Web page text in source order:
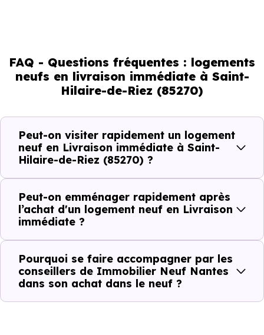
Livraison immédiate : ce que vous
Avec un logement neuf en livraison immédiate à
Saint-Hilaire-de-Riez (85270), vous êtes dans une
logique très concrète. Le logement neuf est là, vous
pouvez le voir, et le projet peut avancer rapidement.
Dans la pratique, voici comment cela se passe :
Action Ce que cela change pour vous
Visiter Vous voyez le bien tel qu’il est
FAQ - Questions fréquentes : logements
neufs en livraison immédiate à Saint-
Hilaire-de-Riez (85270)
Peut-on visiter rapidement un logement
neuf en Livraison immédiate à Saint-
Hilaire-de-Riez (85270) ?
Peut-on emménager rapidement après
l’achat d'un logement neuf en Livraison
immédiate ?
Pourquoi se faire accompagner par les
conseillers de Immobilier Neuf Nantes
dans son achat dans le neuf ?